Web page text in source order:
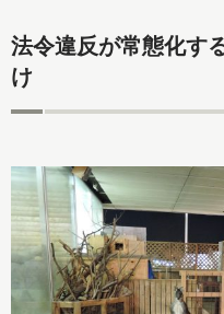
法令違反が常態化す
け